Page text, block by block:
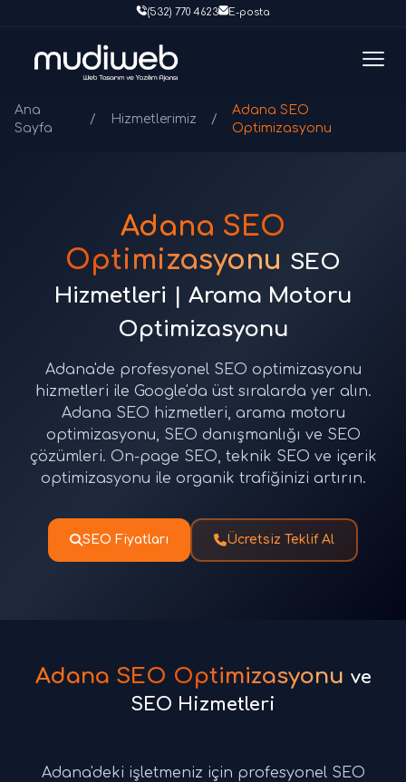
(532) 770 4623 E-posta
Ana
Sayfa
/ Hizmetlerimiz /
Adana SEO
Optimizasyonu
Adana SEO
Optimizasyonu SEO
Hizmetleri | Arama Motoru
Optimizasyonu
Adana'de profesyonel SEO optimizasyonu
hizmetleri ile Google'da üst sıralarda yer alın.
Adana SEO hizmetleri, arama motoru
optimizasyonu, SEO danışmanlığı ve SEO
çözümleri. On-page SEO, teknik SEO ve içerik
optimizasyonu ile organik trafiğinizi artırın.
SEO Fiyatları Ücretsiz Teklif Al
Adana SEO Optimizasyonu ve
SEO Hizmetleri
Adana'deki işletmeniz için profesyonel SEO